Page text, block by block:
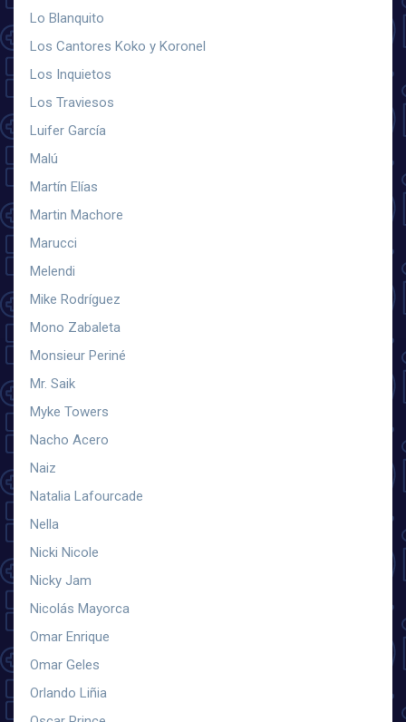
Lo Blanquito
Los Cantores Koko y Koronel
Los Inquietos
Los Traviesos
Luifer García
Malú
Martín Elías
Martin Machore
Marucci
Melendi
Mike Rodríguez
Mono Zabaleta
Monsieur Periné
Mr. Saik
Myke Towers
Nacho Acero
Naiz
Natalia Lafourcade
Nella
Nicki Nicole
Nicky Jam
Nicolás Mayorca
Omar Enrique
Omar Geles
Orlando Liñia